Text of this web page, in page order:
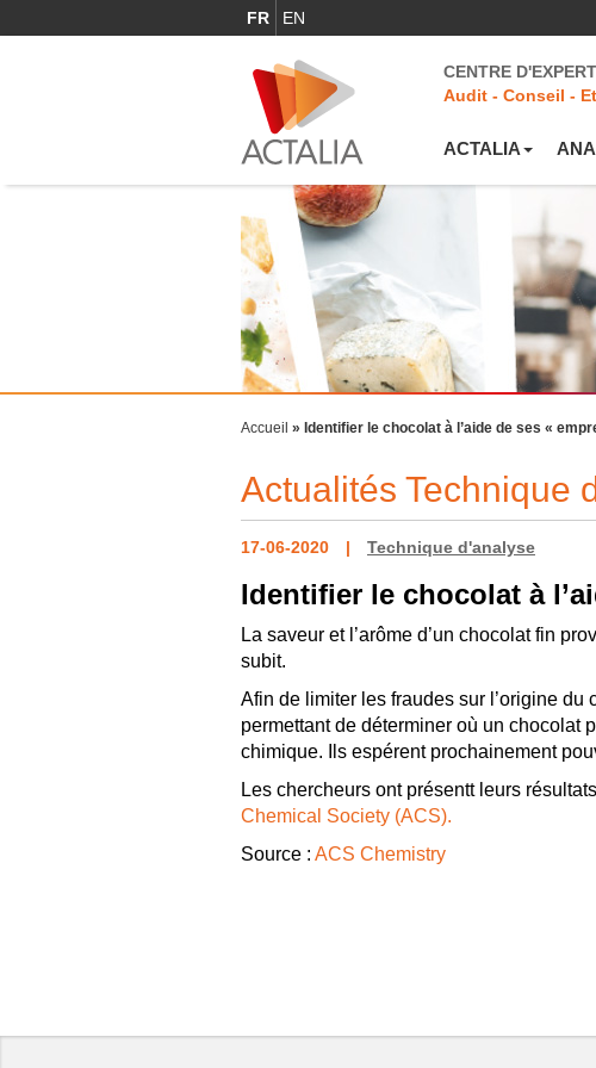
FR EN
CENTRE
Audit - Conseil -
ACTALIA
Accueil » Identifier le chocolat à l’aide de ses «
Actualités Technique
17-06-2020 Technique d'analyse
Identifier le chocolat à
La saveur et l’arôme d’un chocolat fin
subit.
Afin de limiter les fraudes sur l’origine
permettant de déterminer où un chocolat
chimique. Ils espérent prochainement
Les chercheurs ont présentt leurs
Chemical Society (ACS).
Source : ACS Chemistry